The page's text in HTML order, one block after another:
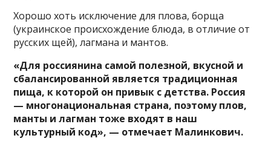
Хорошо хоть исключение для плова, борща
(украинское происхождение блюда, в отличие от
русских щей), лагмана и мантов.
«Для россиянина самой полезной, вкусной и
сбалансированной является традиционная
пища, к которой он привык с детства. Россия
— многонациональная страна, поэтому плов,
манты и лагман тоже входят в наш
культурный код», — отмечает Малинкович.